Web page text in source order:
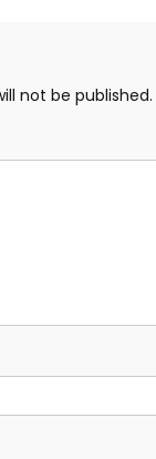
not be published.